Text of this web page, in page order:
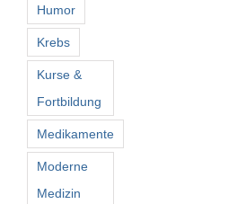
Humor
Krebs
Kurse &
Fortbildung
Medikamente
Moderne
Medizin